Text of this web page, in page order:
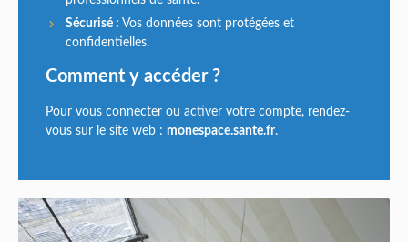
Sécurisé : Vos données sont protégées et
confidentielles.
Comment y accéder ?
Pour vous connecter ou activer votre compte, rendez-
vous sur le site web : monespace.sante.fr.